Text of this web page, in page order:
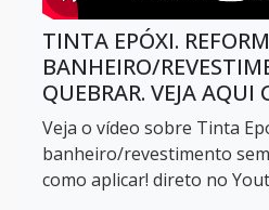
Piso epoxi cozinha
Piso industrial epoxi sp
Pisos epoxi
Pisos industriais epoxi
TINTA EPÓXI.
BANHEIRO/
QUEBRAR. VEJA AQUI
Veja o vídeo sobre Tinta
banheiro/revestimento
como aplicar! direto no